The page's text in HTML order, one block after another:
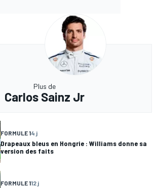
Plus de
Carlos Sainz Jr
FORMULE 14 j
Drapeaux bleus en Hongrie : Williams donne sa
version des faits
FORMULE 112 j